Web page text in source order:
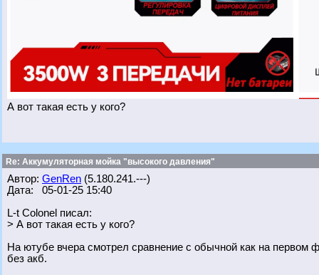
А вот такая есть у кого?
Re: Аккумуляторная мойка "высокого давления"
Автор: GenRen (5.180.241.---)
Дата: 05-01-25 15:40
L-t Colonel писал:
> А вот такая есть у кого?
На ютубе вчера смотрел сравнение с обычной как на первом
без акб.